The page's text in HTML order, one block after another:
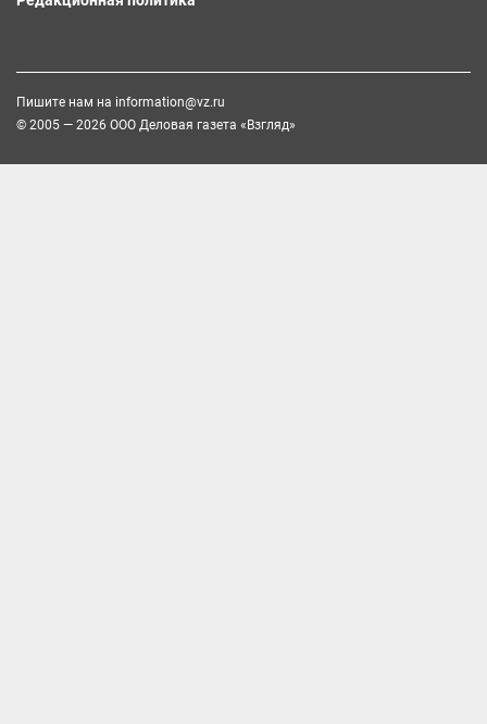
Пишите нам на information@vz.ru
© 2005 — 2026 ООО Деловая газета «Взгляд»